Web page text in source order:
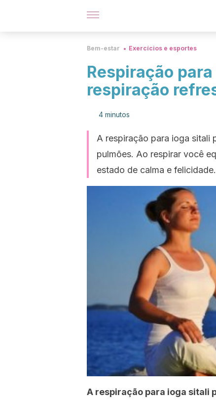
Bem-estar Exercícios e esportes
Respiração
respiração
4 minutos
A respiração para ioga sitali
pulmões. Ao respirar você
estado de calma e felicidade.
A respiração para ioga sitali